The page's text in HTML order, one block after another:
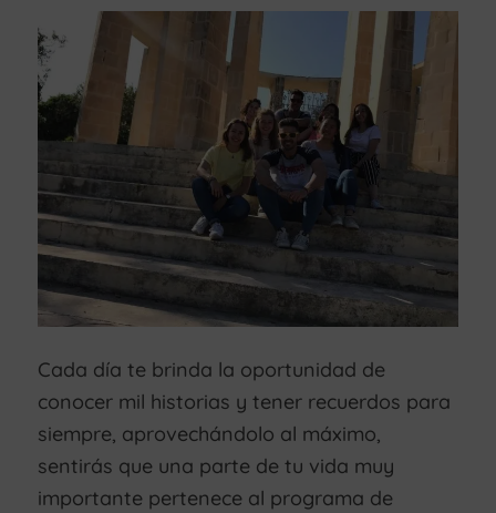
Cada día te brinda la oportunidad de
conocer mil historias y tener recuerdos para
siempre, aprovechándolo al máximo,
sentirás que una parte de tu vida muy
importante pertenece al programa de